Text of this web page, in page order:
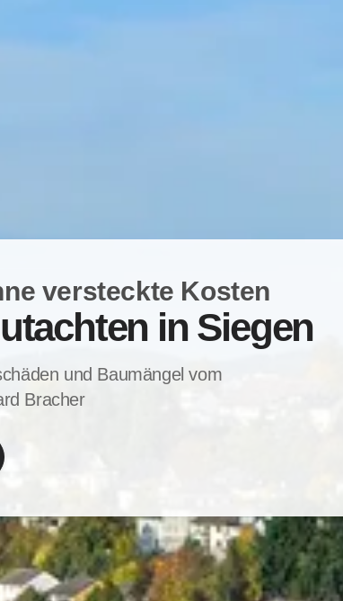
versteckte Kosten
in Siegen
und Baumängel vom
Bracher